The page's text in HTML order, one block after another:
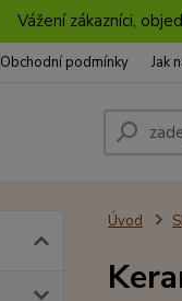
Vážení zákazníci,
Obchodní podmínky Jak
Úvod